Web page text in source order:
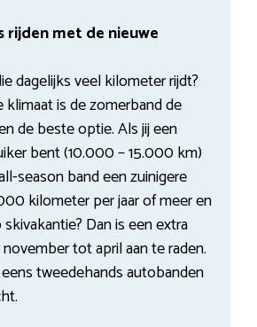
rijden met de nieuwe
dagelijks veel kilometer rijdt?
is de zomerband de
de beste optie. Als jij een
bent (10.000 – 15.000 km)
season band een zuinigere
kilometer per jaar of meer en
Dan is een extra
tot april aan te raden.
tweedehands autobanden